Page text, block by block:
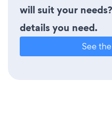
will suit your
details you need.
See